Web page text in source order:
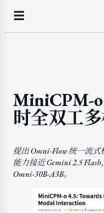
☰
MiniCPM-
时全双工
提出 Omni-Flow 统一流
能力接近 Gemini 2.5
Omni-30B-A3B。